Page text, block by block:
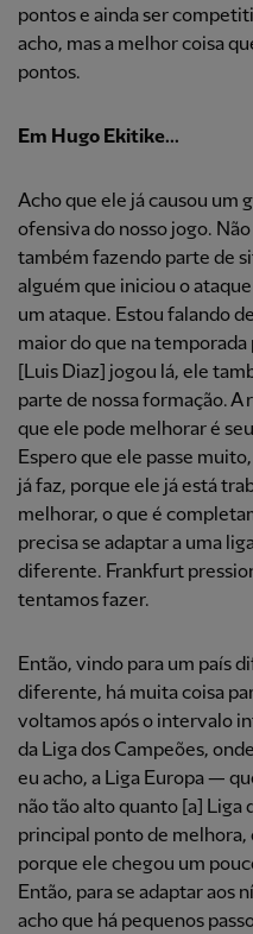
pontos e ainda ser
acho, mas a melhor coisa
pontos.
Em Hugo Ekitike...
Acho que ele já causou um
ofensiva do nosso jogo.
também fazendo parte de
alguém que iniciou o
um ataque. Estou falando
maior do que na
[Luis Diaz] jogou lá, ele
parte de nossa formação. A
que ele pode melhorar é
Espero que ele passe
já faz, porque ele já está
melhorar, o que é
precisa se adaptar a uma
diferente. Frankfurt
tentamos fazer.
Então, vindo para um país
diferente, há muita coisa
voltamos após o intervalo
da Liga dos Campeões,
eu acho, a Liga Europa —
não tão alto quanto [a] Liga
principal ponto de
porque ele chegou um
Então, para se adaptar aos
acho que há pequenos